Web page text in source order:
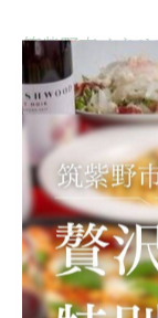
筑紫野市イタ
筑紫野市でイタ
は、厳選された
す。特にステー
す調理法が特徴
は香ばしく、中
ます。肉と相性
五感で味わうイ
野市で本格派イ